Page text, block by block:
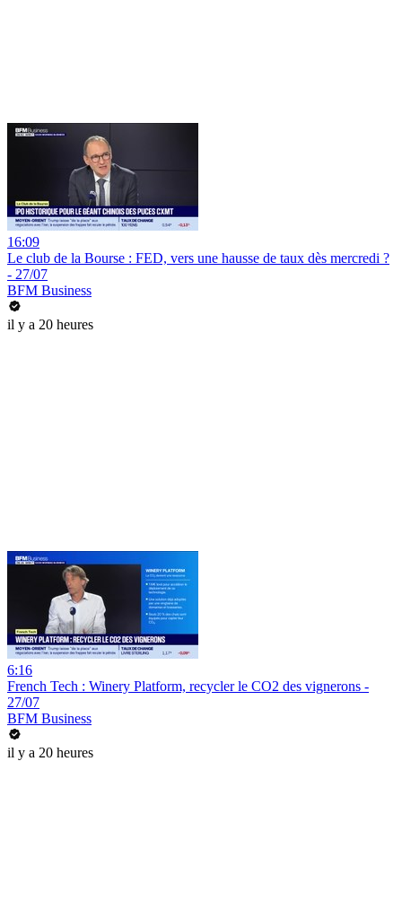
16:09
Le club de la Bourse : FED, vers une hausse de taux dès mercredi ?
- 27/07
BFM Business
il y a 20 heures
6:16
French Tech : Winery Platform, recycler le CO2 des vignerons -
27/07
BFM Business
il y a 20 heures